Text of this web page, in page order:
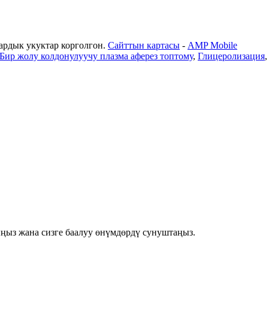
укуктар корголгон. Сайттын картасы - AMP Mobile
Бир жолу колдонулуучу плазма аферез топтому, Глицеролизация,
жана сизге баалуу өнүмдөрдү сунуштаңыз.